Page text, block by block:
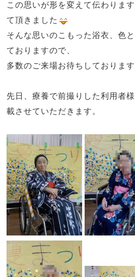
この思いが形を変えて伝わりま
て頂きました
そんな思いのこもった浴衣、色
ておりますので、
多数のご来場お待ちしております
先日、療養で前撮りした利用者
載させていただきます。